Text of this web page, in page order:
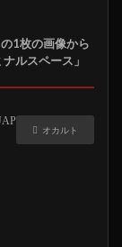
1枚の画像から
ルスペース」
オカルト